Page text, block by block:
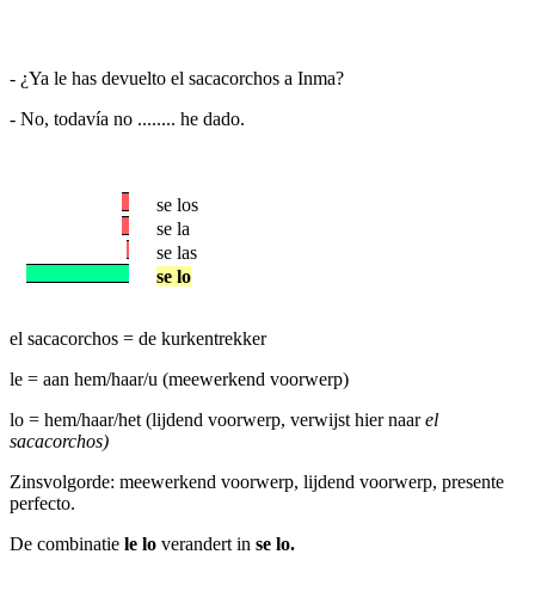
- ¿Ya le has devuelto el sacacorchos a Inma?
- No, todavía no ........ he dado.
se los
se la
se las
se lo
el sacacorchos = de kurkentrekker
le = aan hem/haar/u (meewerkend voorwerp)
lo = hem/haar/het (lijdend voorwerp, verwijst hier naarel
sacacorchos)
Zinsvolgorde: meewerkend voorwerp, lijdend voorwerp, presente
perfecto.
De combinatie le lo verandert in se lo.